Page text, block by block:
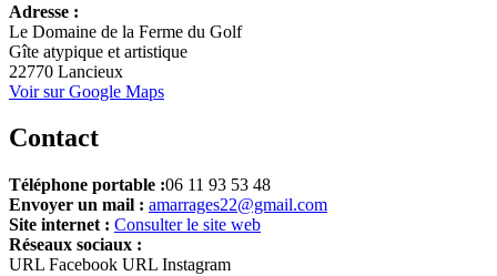
+
−
Adresse :
Le Domaine de la Ferme du Golf
Gîte atypique et artistique
22770 Lancieux
Voir sur Google Maps
Contact
Téléphone portable :06 11 93 53 48
Envoyer un mail : amarrages22@gmail.com
Site internet : Consulter le site web
Réseaux sociaux :
URL Facebook URL Instagram